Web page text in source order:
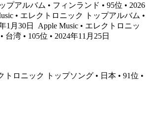
プアルバム • フィンランド • 95位 • 2026
• エレクトロニック トップアルバム •
1月30日
Apple Music • エレクトロニッ
台湾 • 105位 • 2024年11月25日
トロニック トップソング • 日本 • 91位 •